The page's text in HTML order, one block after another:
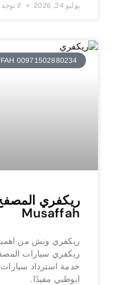
يوليو 24, 2026 لا
00971502880234
Musaffah
ريكفري ونش من
ريكفري سيارات
خدمة استرداد
ابوظبي مفيدًا.